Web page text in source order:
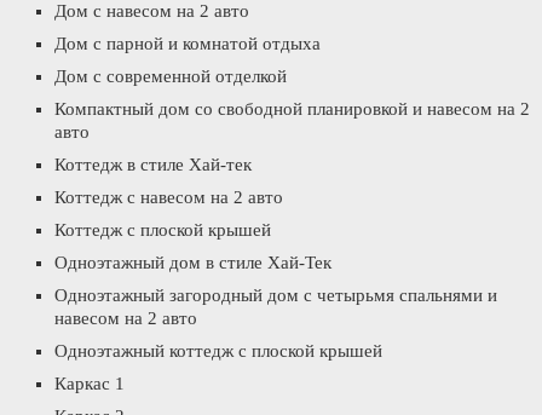
Дом с навесом на 2 авто
Дом с парной и комнатой отдыха
Дом с современной отделкой
Компактный дом со свободной планировкой и навесом на 2
авто
Коттедж в стиле Хай-тек
Коттедж с навесом на 2 авто
Коттедж с плоской крышей
Одноэтажный дом в стиле Хай-Тек
Одноэтажный загородный дом с четырьмя спальнями и
навесом на 2 авто
Одноэтажный коттедж с плоской крышей
Каркас 1